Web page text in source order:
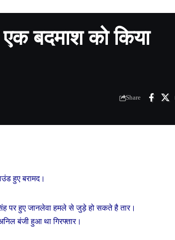
बदमाश को किया
Share
हुए बरामद।
पर हुए जानलेवा हमले से जुड़े हो सकते है तार।
बंजी हुआ था गिरफ्तार।